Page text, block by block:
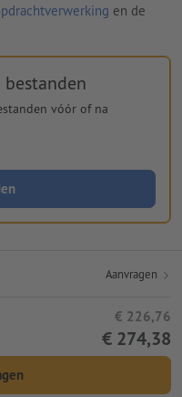
en de
vóór of na
Aanvragen
€ 226,76
€ 274,38